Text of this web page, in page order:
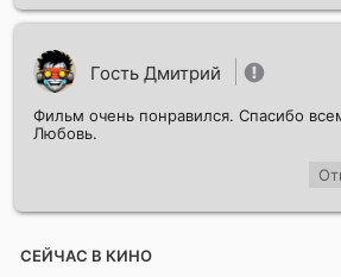
Гость Дмитрий
Фильм очень понравился. Спасибо
Любовь.
СЕЙЧАС В КИНО